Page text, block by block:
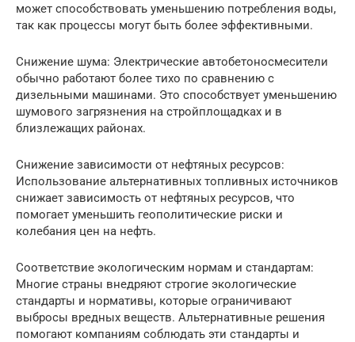
может способствовать уменьшению потребления воды,
так как процессы могут быть более эффективными.
Снижение шума: Электрические автобетоносмесители
обычно работают более тихо по сравнению с
дизельными машинами. Это способствует уменьшению
шумового загрязнения на стройплощадках и в
близлежащих районах.
Снижение зависимости от нефтяных ресурсов:
Использование альтернативных топливных источников
снижает зависимость от нефтяных ресурсов, что
помогает уменьшить геополитические риски и
колебания цен на нефть.
Соответствие экологическим нормам и стандартам:
Многие страны внедряют строгие экологические
стандарты и нормативы, которые ограничивают
выбросы вредных веществ. Альтернативные решения
помогают компаниям соблюдать эти стандарты и